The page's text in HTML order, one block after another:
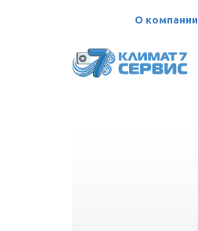
О компании